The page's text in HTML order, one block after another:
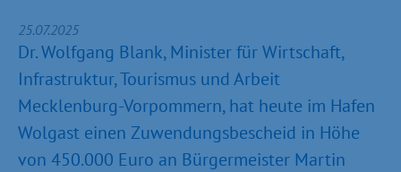
25.07.2025
Dr. Wolfgang Blank, Minister für Wirtschaft,
Infrastruktur, Tourismus und Arbeit
Mecklenburg-Vorpommern, hat heute im Hafen
Wolgast einen Zuwendungsbescheid in Höhe
von 450.000 Euro an Bürgermeister Martin